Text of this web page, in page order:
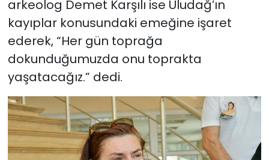
arkeolog Demet Karşılı ise Uludağ’ın
kayıplar konusundaki emeğine işaret
ederek, “Her gün toprağa
dokunduğumuzda onu toprakta
yaşatacağız.” dedi.